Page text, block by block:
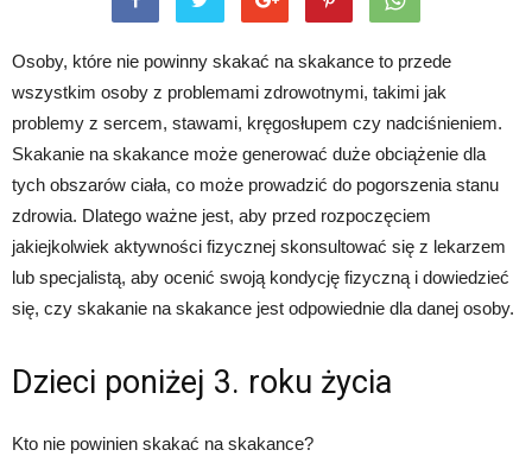
Osoby, które nie powinny skakać na skakance to przede
wszystkim osoby z problemami zdrowotnymi, takimi jak
problemy z sercem, stawami, kręgosłupem czy nadciśnieniem.
Skakanie na skakance może generować duże obciążenie dla
tych obszarów ciała, co może prowadzić do pogorszenia stanu
zdrowia. Dlatego ważne jest, aby przed rozpoczęciem
jakiejkolwiek aktywności fizycznej skonsultować się z lekarzem
lub specjalistą, aby ocenić swoją kondycję fizyczną i dowiedzieć
się, czy skakanie na skakance jest odpowiednie dla danej osoby.
Dzieci poniżej 3. roku życia
Kto nie powinien skakać na skakance?